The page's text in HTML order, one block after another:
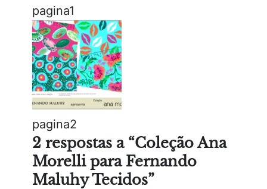
pagina1
pagina2
2 respostas a “Coleção Ana
Morelli para Fernando
Maluhy Tecidos”